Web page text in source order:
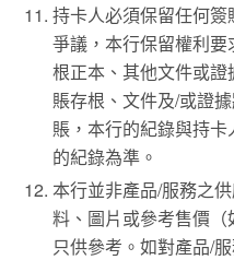
持卡人必須保留任何
爭議，本行保留權利
根正本、其他文件或
賬存根、文件及/或證
賬，本行的紀錄與持
的紀錄為準。
本行並非產品/服務之
料、圖片或參考售價
只供參考。如對產品/